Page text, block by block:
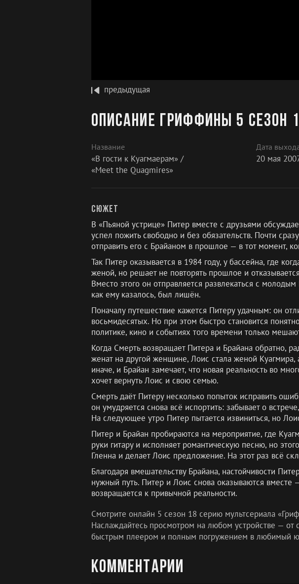
предыдущая
Описание Гриффины 5 сезон
Название
«В гости к Куагмаерам» /
«Meet the Quagmires»
Дата
20 мая
Сюжет
В «Пьяной устрице» Питер вместе с друзьями
успел пожить свободно и без обязательств. Почти
отправить его с Брайаном в прошлое — в тот момент,
Так Питер оказывается в 1984 году, у бассейна, где
женой, но решает не повторять прошлое и
Вместо этого он отправляется развлекаться с
как ему казалось, был лишён.
Поначалу путешествие кажется Питеру удачным: он
восьмидесятых. Но при этом быстро становится
политике, кино и событиях того времени только
Когда Смерть возвращает Питера и Брайана обратно,
женат на другой женщине, Лоис стала женой Куагмира,
иначе, и Брайан замечает, что новая реальность во
хочет вернуть Лоис и свою семью.
Смерть даёт Питеру несколько попыток исправить
он умудряется снова всё испортить: забывает о
На следующее утро Питер пытается извиниться, но
Питер и Брайан пробираются на мероприятие, где
руки гитару и исполняет романтическую песню, но
Гленна и делает Лоис предложение. На этот раз всё
Благодаря вмешательству Брайана, настойчивости
нужный путь. Питер и Лоис снова оказываются вместе
возвращается к привычной реальности.
Смотрите онлайн 5 сезон 18 серию мультсериала
Наслаждайтесь просмотром на любом устройстве — от
быстрым плеером и полным погружением в любимый
Комментарии